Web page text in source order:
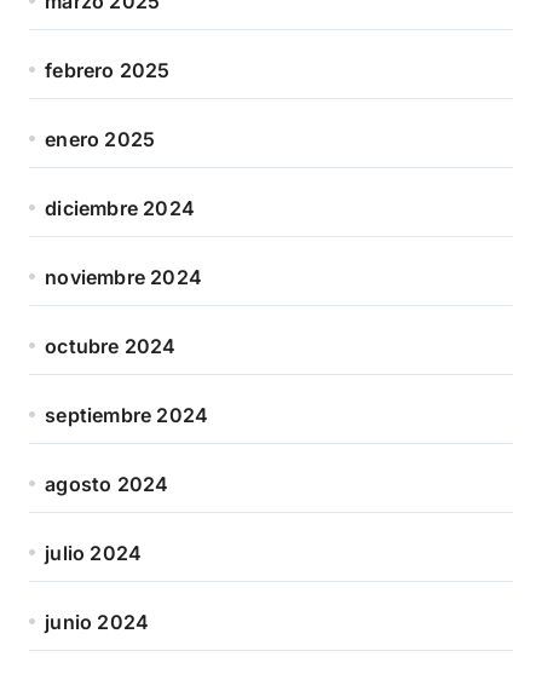
febrero 2025
enero 2025
diciembre 2024
noviembre 2024
octubre 2024
septiembre 2024
agosto 2024
julio 2024
junio 2024